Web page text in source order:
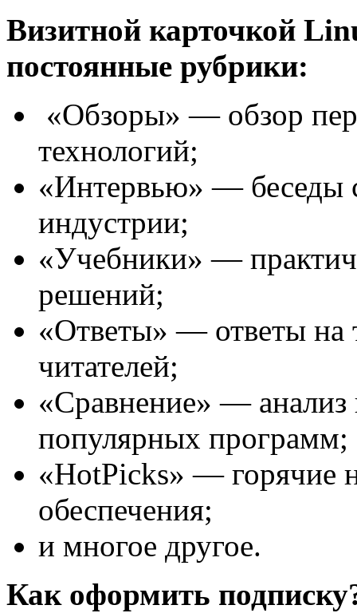
Визитной карточкой
постоянные рубрики:
«Обзоры» — обзор
технологий;
«Интервью» —
индустрии;
«Учебники» —
решений;
«Ответы» — ответы на
читателей;
«Сравнение» — анализ
популярных программ;
«HotPicks» — горячие
обеспечения;
и многое другое.
Как оформить